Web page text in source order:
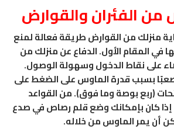
الفئران والقوارض
منزلك من القوارض طريقة فعالة لمنع
في المقام الأول. الدفاع عن منزلك من
على نقاط الدخول وسهولة الوصول.
بسبب قدرة الماوس على الضغط على
(ربع بوصة وما فوق). من القواعد
إذا كان بإمكانك وضع قلم رصاص في صدع
أن يمر الماوس من خلاله.